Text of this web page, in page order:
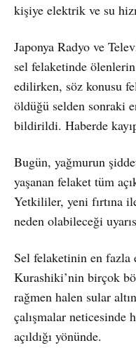
kişiye elektrik ve su
Japonya Radyo ve
sel felaketinde ölenlerin
edilirken, söz konusu
öldüğü selden sonraki
bildirildi. Haberde
Bugün, yağmurun
yaşanan felaket tüm
Yetkililer, yeni fırtına
neden olabileceği
Sel felaketinin en
Kurashiki’nin birçok
rağmen halen sular
çalışmalar neticesinde
açıldığı yönünde.